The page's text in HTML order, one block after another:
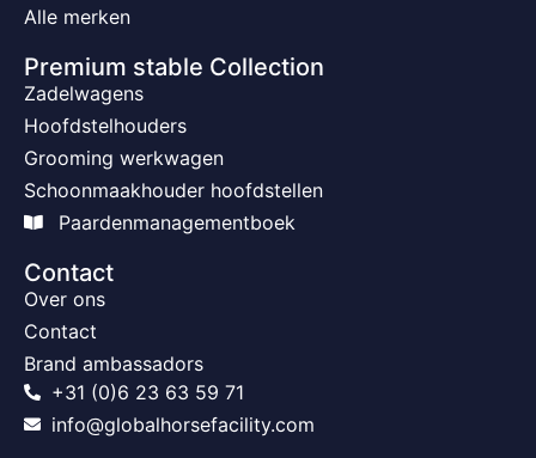
Alle merken
Premium stable Collection
Zadelwagens
Hoofdstelhouders
Grooming werkwagen
Schoonmaakhouder hoofdstellen
Paardenmanagementboek
Contact
Over ons
Contact
Brand ambassadors
+31 (0)6 23 63 59 71
info@globalhorsefacility.com